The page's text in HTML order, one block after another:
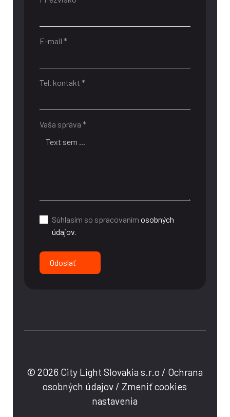
E-mail *
Tel. kontakt *
Vaša správa *
Súhlasím so spracovanímosobných
údajov.
Odoslať
© 2026 City Light Slovakia s.r.o / Ochrana
osobných údajov / Zmeniť cookies
nastavenia